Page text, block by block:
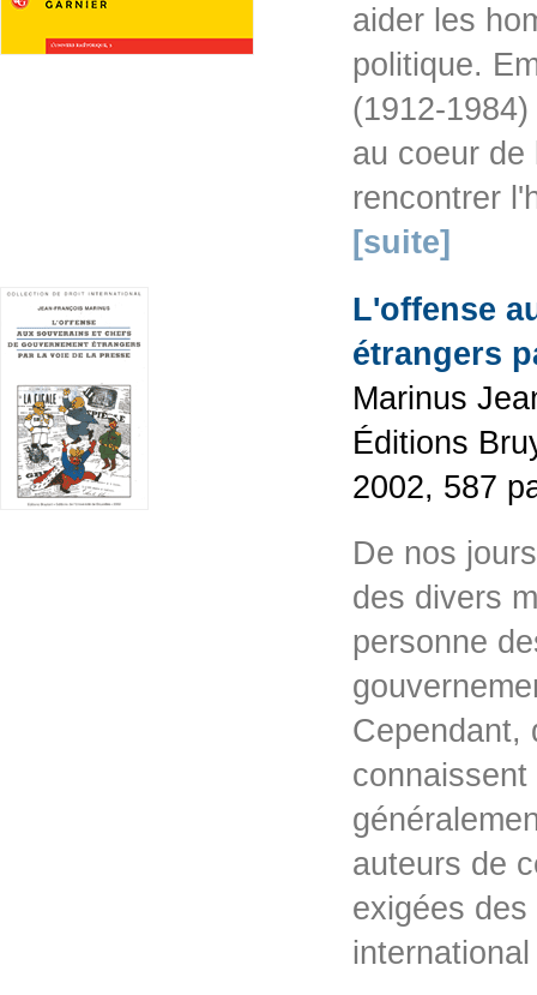
aider les
politique.
(1912-
au coeur
rencontrer
[suite]
L'offense
étrangers
Marinus
Éditions
2002, 587
De nos
des divers
personne
Cependant,
auteurs de
exigées